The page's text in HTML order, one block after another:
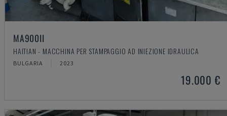
MA900ІІ
HAITIAN - MACCHINA PER STAMPAGGIO AD INIEZIONE IDRAULICA
BULGARIA 2023
19.000 €